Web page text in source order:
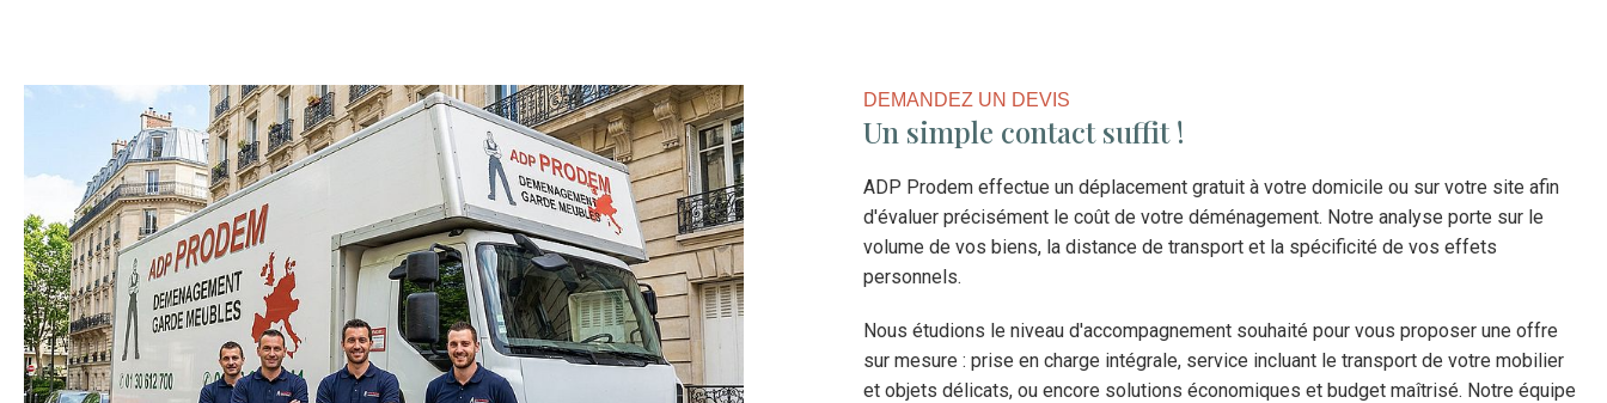
DEMANDEZ UN DEVIS
Un simple contact suffit !
ADP Prodem effectue un déplacement gratuit à votre domicile ou sur votre site afin
d'évaluer précisément le coût de votre déménagement. Notre analyse porte sur le
volume de vos biens, la distance de transport et la spécificité de vos effets
personnels.
Nous étudions le niveau d'accompagnement souhaité pour vous proposer une offre
sur mesure : prise en charge intégrale, service incluant le transport de votre mobilier
et objets délicats, ou encore solutions économiques et budget maîtrisé. Notre équipe